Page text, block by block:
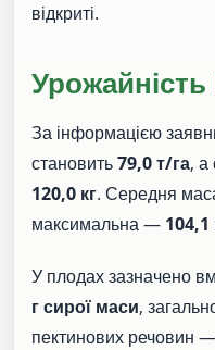
відкриті.
Урожайність
За інформацією
становить79,0 т/га, а
120,0 кг. Середня
максимальна — 104,1
У плодах зазначено
г сирої маси,
пектинових речовин —